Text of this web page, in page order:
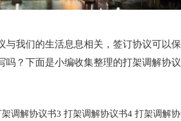
我们的生活息息相关，签订协议可以
吗？下面是小编收集整理的打架调解协
架调解协议书3 打架调解协议书4 打架调解